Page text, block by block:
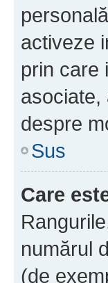
activeze
prin care
asociate,
despre
Sus
Care
numărul
(de